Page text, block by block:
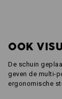
OOK
De schuin
geven de multi-
ergonomische